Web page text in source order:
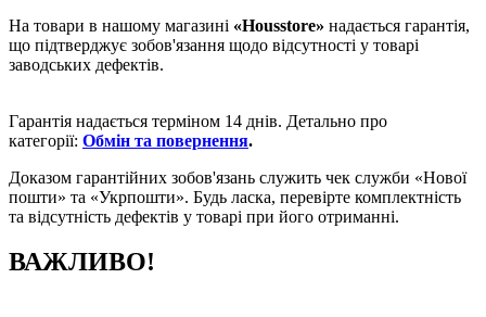
На товари в нашому магазині «Housstore» надається гарантія,
що підтверджує зобов'язання щодо відсутності у товарі
заводських дефектів.
Гарантія надається терміном 14 днів. Детально про
категорії: Обмін та повернення.
Доказом гарантійних зобов'язань служить чек служби «Нової
пошти» та «Укрпошти». Будь ласка, перевірте комплектність
та відсутність дефектів у товарі при його отриманні.
ВАЖЛИВО!